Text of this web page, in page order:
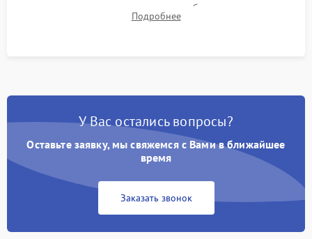
ровности среза, эластичности шва, работы ролевого шва и
отсутствия стягивания или волнистости ткани.
Подробнее
У Вас остались вопросы?
Оставьте заявку, мы свяжемся с Вами в ближайшее
время
Заказать звонок